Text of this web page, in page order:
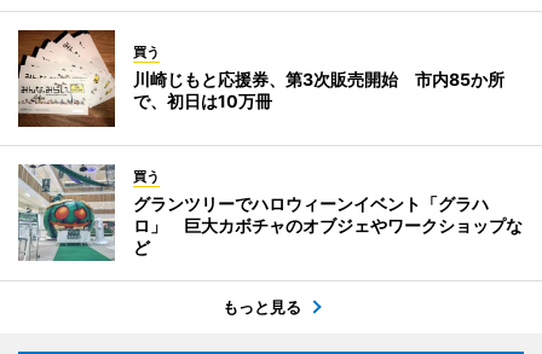
買う
川崎じもと応援券、第3次販売開始 市内85か所
で、初日は10万冊
買う
グランツリーでハロウィーンイベント「グラハ
ロ」 巨大カボチャのオブジェやワークショップな
ど
もっと見る